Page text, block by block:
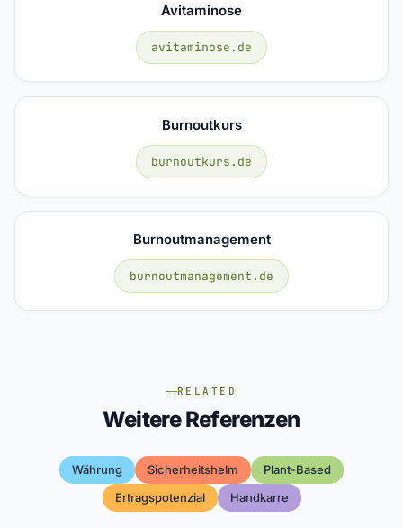
Avitaminose
avitaminose.de
Burnoutkurs
burnoutkurs.de
Burnoutmanagement
burnoutmanagement.de
RELATED
Weitere Referenzen
Währung Sicherheitshelm
Plant-Based
Ertragspotenzial
Handkarre